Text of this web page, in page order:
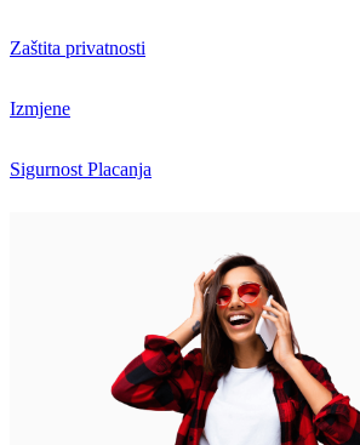
Zaštita privatnosti
Izmjene
Sigurnost Placanja